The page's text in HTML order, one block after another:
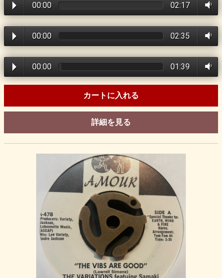
00:00 02:17
00:00 02:35
00:00 01:39
カートに入れる
詳細を見る